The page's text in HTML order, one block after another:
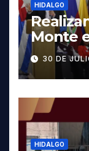
HIDALGO
Monte
contra
30 DE
HIDALGO